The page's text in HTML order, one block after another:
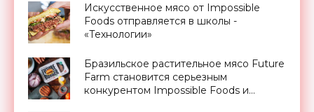
Искусственное мясо от Impossible
Foods отправляется в школы -
«Технологии»
Бразильское растительное мясо Future
Farm становится серьезным
конкурентом Impossible Foods и